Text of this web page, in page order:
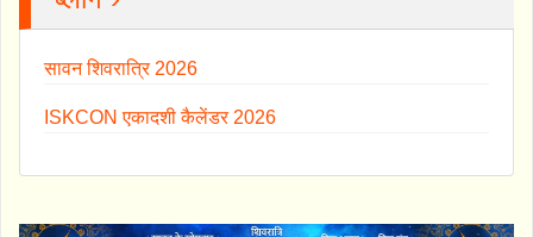
सावन शिवरात्रि 2026
ISKCON एकादशी कैलेंडर 2026